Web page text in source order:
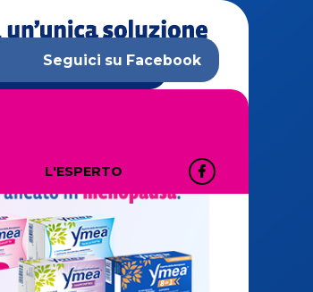
L'ESPERTO
Seguici su Facebook